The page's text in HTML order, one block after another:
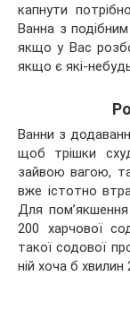
капнути
Ванна з
якщо у Вас
якщо є які-
Ванни з
щоб трішки
зайвою вагою,
вже істотно
Для
200 харчової
такої содової
ній хоча б хвилин